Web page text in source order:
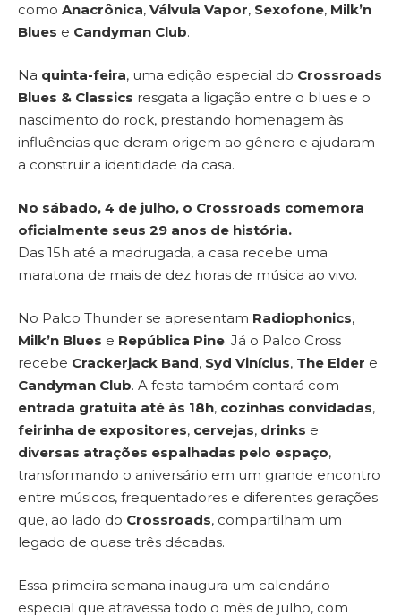
como Anacrônica, Válvula Vapor, Sexofone, Milk’n
Blues e Candyman Club.
Na quinta-feira, uma edição especial do Crossroads
Blues & Classics resgata a ligação entre o blues e o
nascimento do rock, prestando homenagem às
influências que deram origem ao gênero e ajudaram
a construir a identidade da casa.
No sábado, 4 de julho, o Crossroads comemora
oficialmente seus 29 anos de história.
Das 15h até a madrugada, a casa recebe uma
maratona de mais de dez horas de música ao vivo.
No Palco Thunder se apresentam Radiophonics,
Milk’n Blues e República Pine. Já o Palco Cross
recebe Crackerjack Band, Syd Vinícius, The Elder e
Candyman Club. A festa também contará com
entrada gratuita até às 18h, cozinhas convidadas,
feirinha de expositores, cervejas, drinks e
diversas atrações espalhadas pelo espaço,
transformando o aniversário em um grande encontro
entre músicos, frequentadores e diferentes gerações
que, ao lado do Crossroads, compartilham um
legado de quase três décadas.
Essa primeira semana inaugura um calendário
especial que atravessa todo o mês de julho, com